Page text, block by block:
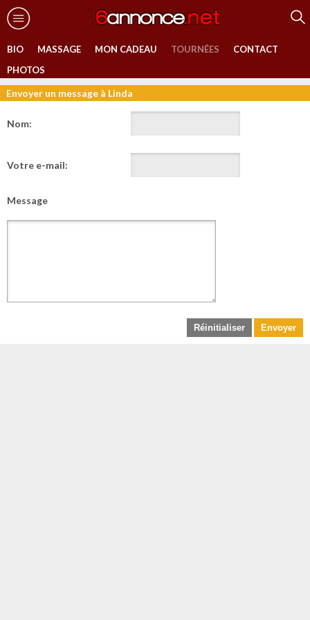
BIO MASSAGE MON CADEAU TOURNÉES
CONTACT
PHOTOS
Envoyer un message à Linda
Nom:
Votre e-mail:
Message
Réinitialiser Envoyer